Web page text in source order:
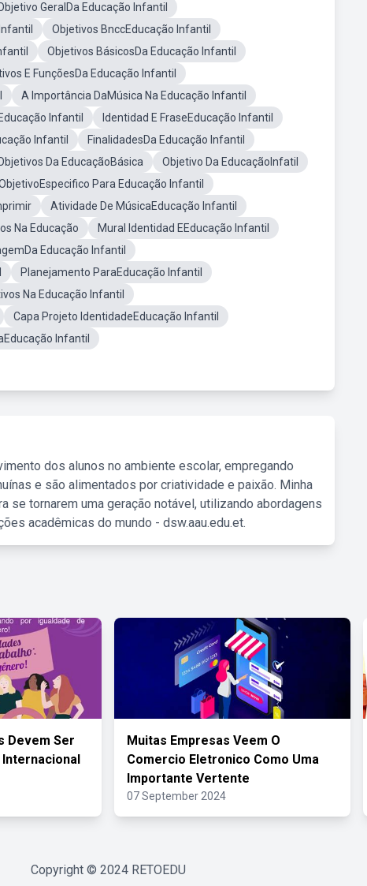
GeralDa Educação Infantil
Objetivos BnccEducação Infantil
Objetivos BásicosDa Educação Infantil
E FunçõesDa Educação Infantil
A Importância DaMúsica Na Educação Infantil
Infantil
Identidad E FraseEducação Infantil
Infantil
FinalidadesDa Educação Infantil
Da EducaçãoBásica
Objetivo Da EducaçãoInfatil
Para Educação Infantil
Atividade De MúsicaEducação Infantil
Na Educação
Mural Identidad EEducação Infantil
Educação Infantil
Planejamento ParaEducação Infantil
Na Educação Infantil
Capa Projeto IdentidadeEducação Infantil
Infantil
dos alunos no ambiente escolar, empregando
e são alimentados por criatividade e paixão. Minha
se tornarem uma geração notável, utilizando abordagens
acadêmicas do mundo - dsw.aau.edu.et.
Devem Ser
Internacional
Muitas Empresas Veem O
Comercio Eletronico Como Uma
Importante Vertente
07 September 2024
Copyright © 2024 RETOEDU